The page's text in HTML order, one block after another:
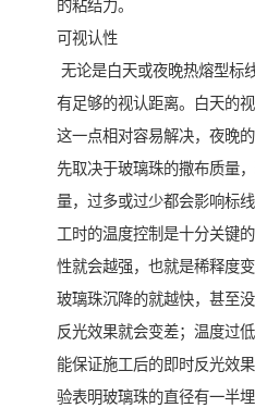
的粘结力。
可视认性
无论是白天或夜晚热熔型标
有足够的视认距离。白天的
这一点相对容易解决，夜晚
先取决于玻璃珠的撒布质量
量，过多或过少都会影响标
工时的温度控制是十分关键
性就会越强，也就是稀释度
玻璃珠沉降的就越快，甚至
反光效果就会变差；温度过
能保证施工后的即时反光效
验表明玻璃珠的直径有一半